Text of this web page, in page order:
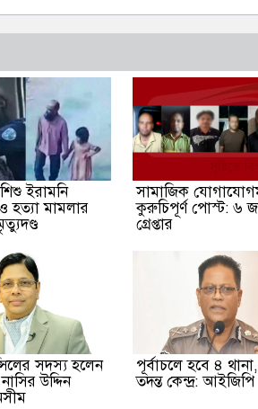
ইরামনি
ও হত্যা মামলার
সামাজিক
কুরুচিপূর্ণ পোস্ট: ৬
গ্রেপ্তার
সদস্য হলেন
উদ্দিন
পূর্বাচলে হবে ৪
তদন্ত কেন্দ্র: আইজিপি